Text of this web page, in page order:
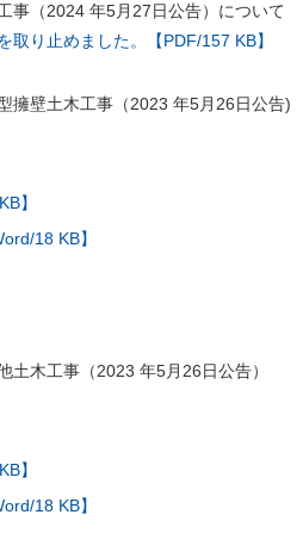
事（2024 年5月27日公告）について
取り止めました。【PDF/157 KB】
擁壁土木工事（2023 年5月26日公告)
】
18 KB】
土木工事（2023 年5月26日公告）
】
18 KB】